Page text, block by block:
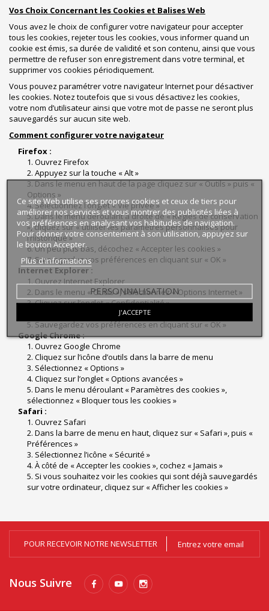
Vos Choix Concernant les Cookies et Balises Web
Vous avez le choix de configurer votre navigateur pour accepter
tous les cookies, rejeter tous les cookies, vous informer quand un
cookie est émis, sa durée de validité et son contenu, ainsi que vous
permettre de refuser son enregistrement dans votre terminal, et
supprimer vos cookies périodiquement.
Vous pouvez paramétrer votre navigateur Internet pour désactiver
les cookies. Notez toutefois que si vous désactivez les cookies,
votre nom d’utilisateur ainsi que votre mot de passe ne seront plus
sauvegardés sur aucun site web.
Comment configurer votre navigateur
Firefox :
1. Ouvrez Firefox
2. Appuyez sur la touche « Alt »
3. Dans le menu en haut de la page cliquez sur « Outils » puis «
Options »
4. Sélectionnez l’onglet « Vie privée »
5. Dans le menu déroulant à droite de « Règles de conservation
», cliquez sur « utiliser les paramètres personnalisés pour
l’historique »
6. Un peu plus bas, décochez « Accepter les cookies »
7. Sauvegardez vos préférences en cliquant sur « OK »
Internet Explorer :
1. Ouvrez Internet Explorer
2. Dans le menu « Outils », sélectionnez « Options Internet »
3. Cliquez sur l’onglet « Confidentialité »
4. Cliquez sur « Avancé » et décochez « Accepter »
5. Sauvegardez vos préférences en cliquant sur « OK »
Google Chrome :
1. Ouvrez Google Chrome
2. Cliquez sur l’icône d’outils dans la barre de menu
3. Sélectionnez « Options »
4. Cliquez sur l’onglet « Options avancées »
5. Dans le menu déroulant « Paramètres des cookies »,
sélectionnez « Bloquer tous les cookies »
Safari :
1. Ouvrez Safari
2. Dans la barre de menu en haut, cliquez sur « Safari », puis «
Préférences »
3. Sélectionnez l’icône « Sécurité »
4. À côté de « Accepter les cookies », cochez « Jamais »
5. Si vous souhaitez voir les cookies qui sont déjà sauvegardés
sur votre ordinateur, cliquez sur « Afficher les cookies »
Ce site Web utilise ses propres cookies et ceux de tiers pour
améliorer nos services et vous montrer des publicités liées à
vos préférences en analysant vos habitudes de navigation.
Pour donner votre consentement à son utilisation, appuyez sur
le bouton Accepter.
Plus d'informations
PERSONNALISATION
J'ACCEPTE
POUR RECEVOIR NOTRE NEWSLETTER
Nous Suivre